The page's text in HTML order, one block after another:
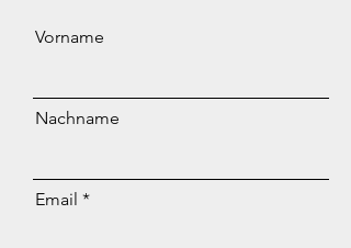
Vorname
Nachname
Email